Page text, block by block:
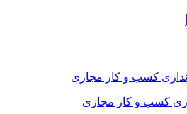
کسب و کار مجازی